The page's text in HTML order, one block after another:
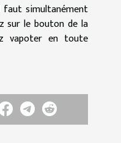
simultanément
sur le bouton de la
vapoter en toute